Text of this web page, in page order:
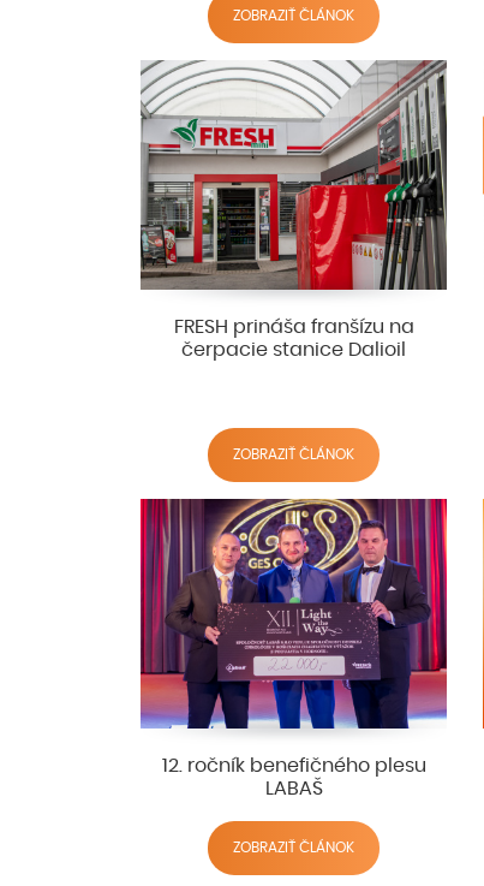
ZOBRAZIŤ ČLÁNOK
FRESH prináša franšízu na
čerpacie stanice Dalioil
ZOBRAZIŤ ČLÁNOK
12. ročník benefičného plesu
LABAŠ
ZOBRAZIŤ ČLÁNOK